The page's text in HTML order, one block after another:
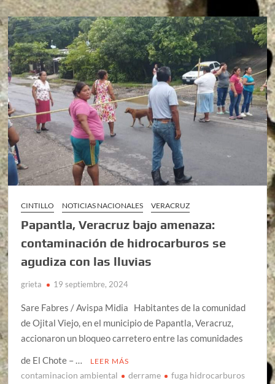
CINTILLO NOTICIAS NACIONALES VERACRUZ
Papantla, Veracruz bajo amenaza:
contaminación de hidrocarburos se
agudiza con las lluvias
grieta 19 septiembre, 2024
Sare Fabres / Avispa Midia Habitantes de la comunidad
de Ojital Viejo, en el municipio de Papantla, Veracruz,
accionaron un bloqueo carretero entre las comunidades
de El Chote – …
LEER MÁS
contaminacion ambiental derrame fuga hidrocarburos